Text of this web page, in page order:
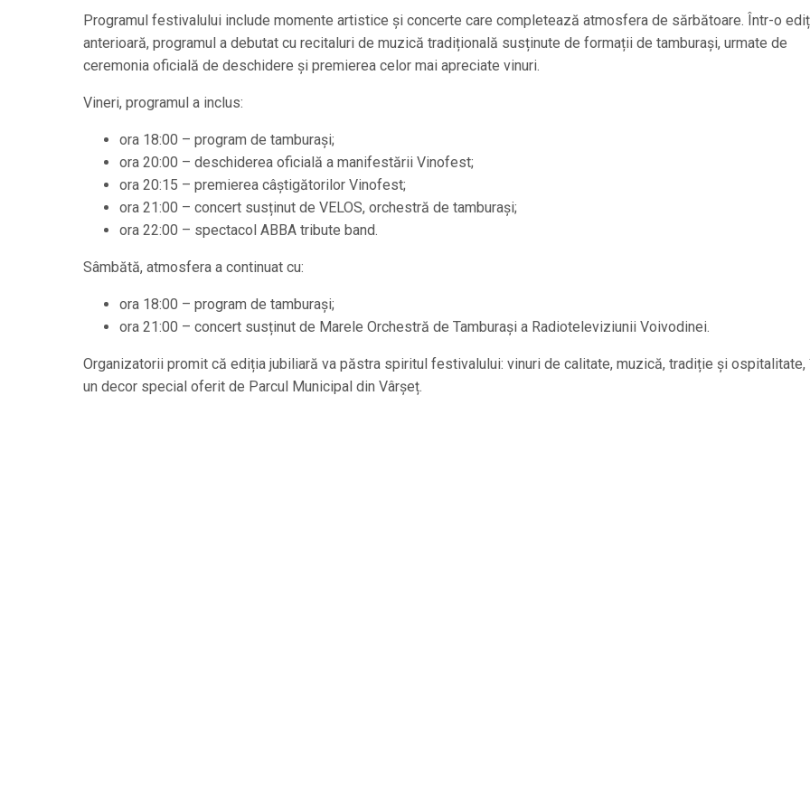
Programul festivalului include momente artistice și concerte care completează atmosfera de sărbătoare. Într-o
anterioară, programul a debutat cu recitaluri de muzică tradițională susținute de formații de tamburași, urmate de
ceremonia oficială de deschidere și premierea celor mai apreciate vinuri.
Vineri, programul a inclus:
ora 18:00 – program de tamburași;
ora 20:00 – deschiderea oficială a manifestării Vinofest;
ora 20:15 – premierea câștigătorilor Vinofest;
ora 21:00 – concert susținut de VELOS, orchestră de tamburași;
ora 22:00 – spectacol ABBA tribute band.
Sâmbătă, atmosfera a continuat cu:
ora 18:00 – program de tamburași;
ora 21:00 – concert susținut de Marele Orchestră de Tamburași a Radioteleviziunii Voivodinei.
Organizatorii promit că ediția jubiliară va păstra spiritul festivalului: vinuri de calitate, muzică, tradiție și ospitalitate,
un decor special oferit de Parcul Municipal din Vârșeț.